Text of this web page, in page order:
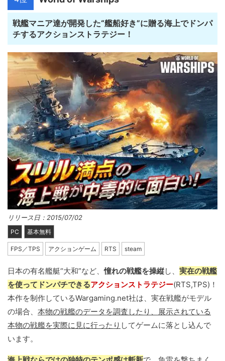
戦艦マニア達が開発した“艦船好き”に贈る海上でドンパ
チするアクションストラテジー！
リリース日：2015/07/02
PC 基本無料
FPS／TPS アクションゲーム RTS steam
日本の有名艦艇“大和”など、憧れの戦艦を操縦し、 実在の戦艦
を使ってドンパチできるアクションストラテジー(RTS,TPS)！
本作を制作しているWargaming.net社は、実在戦艦がモデル
の場合、 本物の戦艦のデータを調査したり、展示されている
本物の戦艦を実際に見に行ったり してゲームに落とし込んで
います。